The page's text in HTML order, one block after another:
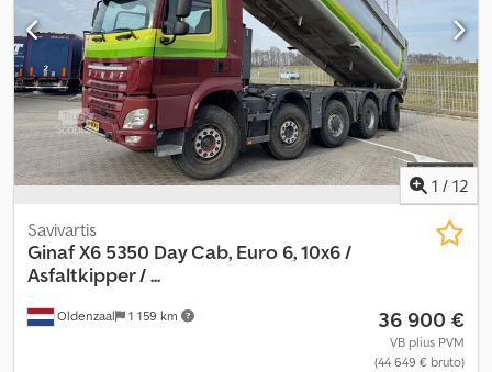
1 / 12
Oldenzaal 1 159 km
Savivartis
GinafX6 5350 Day Cab, Euro 6, 10x6 /
Asfaltkipper / ...
36 900 €
VB plius PVM
(44 649 € bruto)